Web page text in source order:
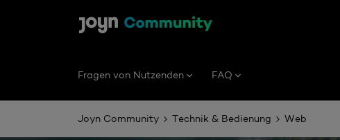
Fragen von Nutzenden FAQ
Joyn Community Technik & Bedienung Web